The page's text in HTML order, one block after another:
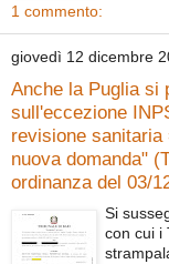
1 commento:
giovedì 12 dicembre
Anche la Puglia si
sull'eccezione
revisione sanitaria
nuova domanda"
ordinanza del 03/
Si
con cui i